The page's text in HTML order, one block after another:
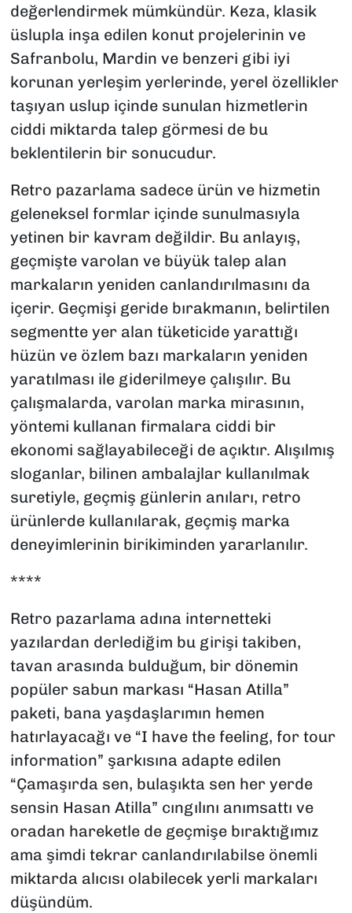
değerlendirmek mümkündür. Keza, klasik
üslupla inşa edilen konut projelerinin ve
Safranbolu, Mardin ve benzeri gibi iyi
korunan yerleşim yerlerinde, yerel özellikler
taşıyan uslup içinde sunulan hizmetlerin
ciddi miktarda talep görmesi de bu
beklentilerin bir sonucudur.
Retro pazarlama sadece ürün ve hizmetin
geleneksel formlar içinde sunulmasıyla
yetinen bir kavram değildir. Bu anlayış,
geçmişte varolan ve büyük talep alan
markaların yeniden canlandırılmasını da
içerir. Geçmişi geride bırakmanın, belirtilen
segmentte yer alan tüketicide yarattığı
hüzün ve özlem bazı markaların yeniden
yaratılması ile giderilmeye çalışılır. Bu
çalışmalarda, varolan marka mirasının,
yöntemi kullanan firmalara ciddi bir
ekonomi sağlayabileceği de açıktır. Alışılmış
sloganlar, bilinen ambalajlar kullanılmak
suretiyle, geçmiş günlerin anıları, retro
ürünlerde kullanılarak, geçmiş marka
deneyimlerinin birikiminden yararlanılır.
****
Retro pazarlama adına internetteki
yazılardan derlediğim bu girişi takiben,
tavan arasında bulduğum, bir dönemin
popüler sabun markası “Hasan Atilla”
paketi, bana yaşdaşlarımın hemen
hatırlayacağı ve “I have the feeling, for tour
information” şarkısına adapte edilen
“Çamaşırda sen, bulaşıkta sen her yerde
sensin Hasan Atilla” cıngılını anımsattı ve
oradan hareketle de geçmişe bıraktığımız
ama şimdi tekrar canlandırılabilse önemli
miktarda alıcısı olabilecek yerli markaları
düşündüm.